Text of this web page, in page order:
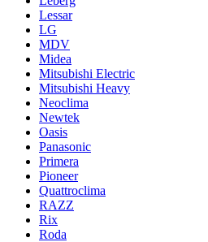
Lessar
LG
MDV
Midea
Mitsubishi Electric
Mitsubishi Heavy
Neoclima
Newtek
Oasis
Panasonic
Primera
Pioneer
Quattroclima
RAZZ
Rix
Roda